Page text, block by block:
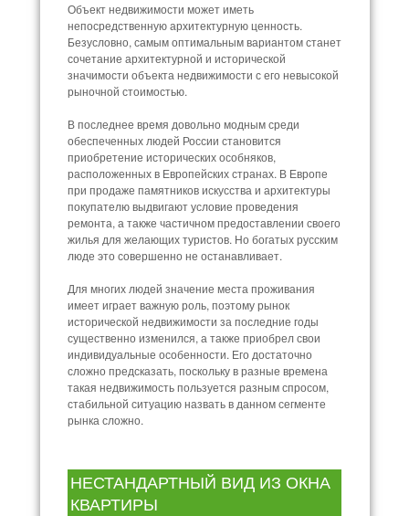
Объект недвижимости может иметь
непосредственную архитектурную ценность.
Безусловно, самым оптимальным вариантом станет
сочетание архитектурной и исторической
значимости объекта недвижимости с его невысокой
рыночной стоимостью.
В последнее время довольно модным среди
обеспеченных людей России становится
приобретение исторических особняков,
расположенных в Европейских странах. В Европе
при продаже памятников искусства и архитектуры
покупателю выдвигают условие проведения
ремонта, а также частичном предоставлении своего
жилья для желающих туристов. Но богатых русским
люде это совершенно не останавливает.
Для многих людей значение места проживания
имеет играет важную роль, поэтому рынок
исторической недвижимости за последние годы
существенно изменился, а также приобрел свои
индивидуальные особенности. Его достаточно
сложно предсказать, поскольку в разные времена
такая недвижимость пользуется разным спросом,
стабильной ситуацию назвать в данном сегменте
рынка сложно.
НЕСТАНДАРТНЫЙ ВИД ИЗ ОКНА
КВАРТИРЫ